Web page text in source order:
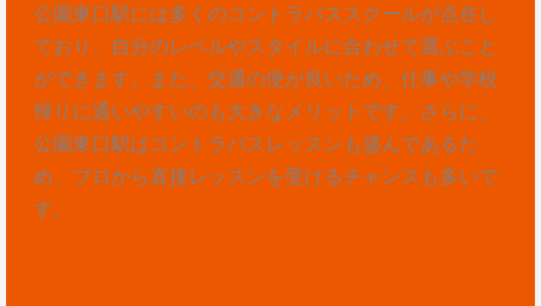
公園東口駅には多くのコントラバススクールが点在し
ており、自分のレベルやスタイルに合わせて選ぶこと
ができます。また、交通の便が良いため、仕事や学校
帰りに通いやすいのも大きなメリットです。さらに、
公園東口駅はコントラバスレッスンも盛んであるた
め、プロから直接レッスンを受けるチャンスも多いで
す。